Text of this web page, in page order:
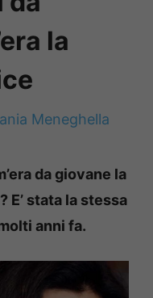
la
Meneghella
da giovane la
stata la stessa
anni fa.